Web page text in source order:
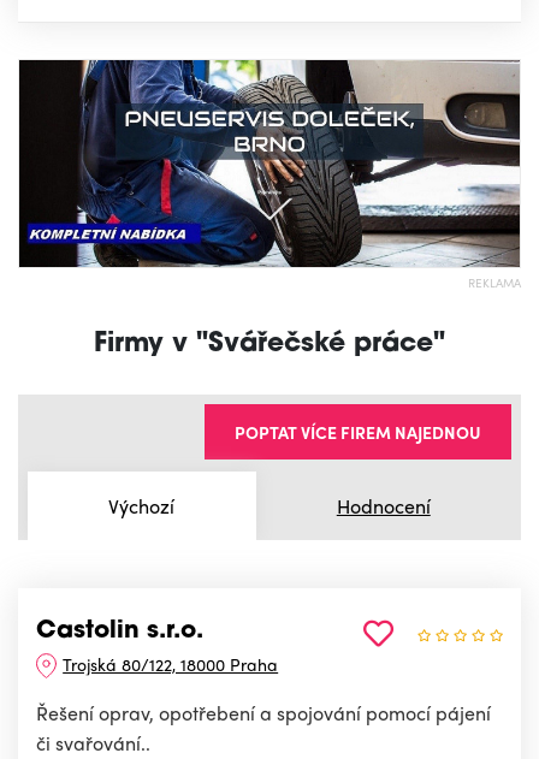
REKLAMA
Firmy v "Svářečské práce"
Výchozí Hodnocení
POPTAT VÍCE FIREM NAJEDNOU
Castolin s.r.o.
Trojská 80/122, 18000 Praha
Řešení oprav, opotřebení a spojování pomocí pájení
či svařování..